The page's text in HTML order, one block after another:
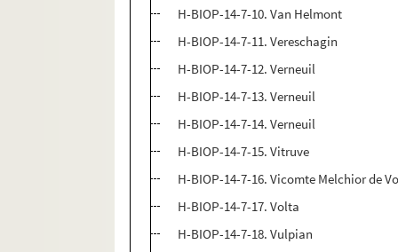
H-BIOP-14-7-10. Van Helmont
H-BIOP-14-7-11. Vereschagin
H-BIOP-14-7-12. Verneuil
H-BIOP-14-7-13. Verneuil
H-BIOP-14-7-14. Verneuil
H-BIOP-14-7-15. Vitruve
H-BIOP-14-7-16. Vicomte Melchior de
H-BIOP-14-7-17. Volta
H-BIOP-14-7-18. Vulpian